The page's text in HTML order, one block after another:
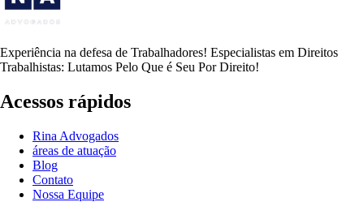
Experiência na defesa de Trabalhadores! Especialistas em Direitos
Trabalhistas: Lutamos Pelo Que é Seu Por Direito!
Acessos rápidos
Rina Advogados
áreas de atuação
Blog
Contato
Nossa Equipe